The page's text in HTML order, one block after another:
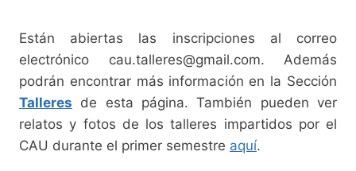
Están abiertas las inscripciones al correo
electrónico cau.talleres@gmail.com. Además
podrán encontrar más información en la Sección
Talleres de esta página. También pueden ver
relatos y fotos de los talleres impartidos por el
CAU durante el primer semestre aquí.